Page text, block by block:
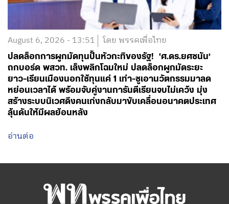
August 6, 2026 - 13:51 โดย พรรคเพื่อไทย
ปลดล็อกการผูกมัดทุนปั้นหัวกะทิของรัฐ! ‘ศ.ดร.ยศชนัน’
ถกบอร์ด พสวท. เล็งพลิกโฉมใหม่ ปลดล็อกผูกมัดระยะ
ยาว-เรียนเมืองนอกใช้ทุนแค่ 1 เท่า-ชูเอานวัตกรรมมาลด
หย่อนเวลาได้ พร้อมจับคู่งานการันตีเรียนจบไม่เคว้ง มุ่ง
สร้างระบบนิเวศดึงคนเก่งกลับมาขับเคลื่อนอนาคตประเทศ
ลุ้นดันให้มีผลย้อนหลัง
อ่านต่อ